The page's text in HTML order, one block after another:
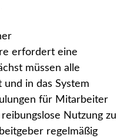
erfordert eine
müssen alle
in das System
für Mitarbeiter
Nutzung zu
regelmäßig